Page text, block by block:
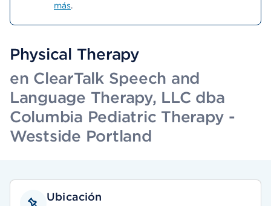
más.
Physical Therapy
en ClearTalk Speech and
Language Therapy, LLC dba
Columbia Pediatric Therapy -
Westside Portland
Ubicación